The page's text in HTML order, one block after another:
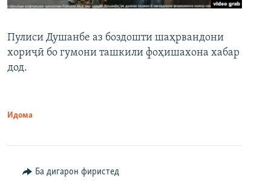
Пулиси Душанбе аз боздошти шаҳрвандони
хориҷӣ бо гумони ташкили фоҳишахона хабар
дод.
Идома
Ба дигарон фиристед